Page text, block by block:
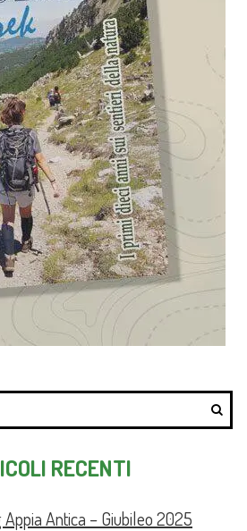
RECENTI
Appia Antica – Giubileo 2025